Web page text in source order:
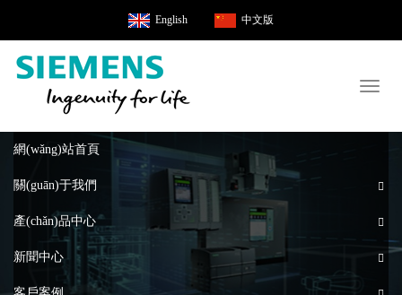
English 中文版
網(wǎng)站首頁
關(guān)于我們
產(chǎn)品中心
新聞中心